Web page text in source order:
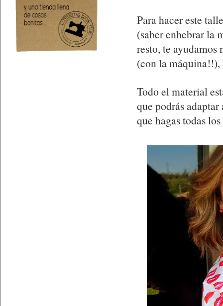
Para hacer este
(saber enhebrar la
resto, te ayudamos
(con la máquina!!),
Todo el material
que podrás adaptar
que hagas todas